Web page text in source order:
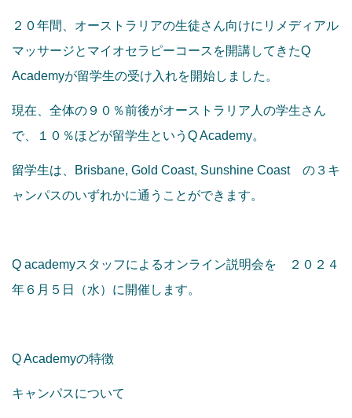
２０年間、オーストラリアの生徒さん向けにリメディアル
マッサージとマイオセラピーコースを開講してきたQ
Academyが留学生の受け入れを開始しました。
現在、全体の９０％前後がオーストラリア人の学生さん
で、１０％ほどが留学生というQ Academy。
留学生は、Brisbane, Gold Coast, Sunshine Coast の３キ
ャンパスのいずれかに通うことができます。
Q academyスタッフによるオンライン説明会を ２０２４
年６月５日（水）に開催します。
Q Academyの特徴
キャンパスについて